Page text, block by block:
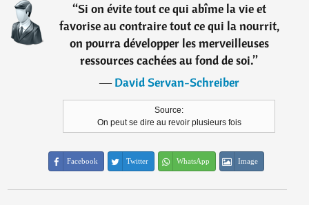
“Si on évite tout ce qui abîme la vie et
favorise au contraire tout ce qui la nourrit,
on pourra développer les merveilleuses
ressources cachées au fond de soi.”
―David Servan-Schreiber
Source:
On peut se dire au revoir plusieurs fois
Facebook Twitter WhatsApp Image